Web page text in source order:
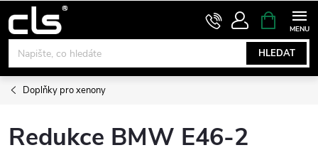
na
obsah
HLEDAT
NÁKUPNÍ
KOŠÍK
Doplňky pro xenony
Redukce BMW E46-2